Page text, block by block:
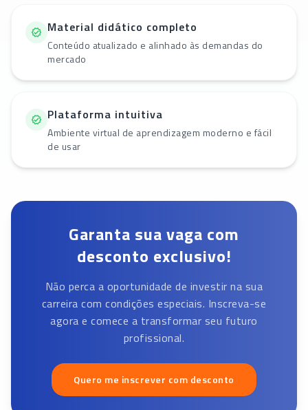
Material didático completo
Conteúdo atualizado e alinhado às demandas do
mercado
Plataforma intuitiva
Ambiente virtual de aprendizagem moderno e fácil
de usar
Garanta sua vaga com
desconto exclusivo!
Não perca a oportunidade de investir na sua
carreira com condições especiais. Inscreva-se
agora e comece a transformar seu futuro
profissional.
Quero me inscrever com desconto